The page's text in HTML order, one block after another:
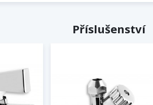
Příslušenství